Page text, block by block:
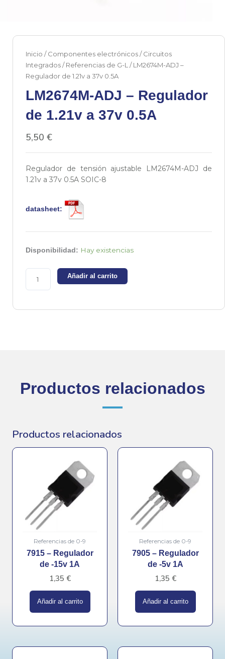
Inicio /Componentes electrónicos/Circuitos
Integrados/Referencias de G-L / LM2674M-ADJ –
Regulador de 1.21v a 37v 0.5A
LM2674M-ADJ – Regulador
de 1.21v a 37v 0.5A
5,50 €
Regulador de tensión ajustable LM2674M-ADJ de
1.21v a 37v 0.5A SOIC-8
datasheet:
Disponibilidad: Hay existencias
LM2674M-
-
Regulador
de
Añadir al carrito
Productos relacionados
Productos relacionados
Referencias de 0-9
7915 – Regulador
de -15v 1A
1,35 €
Añadir al carrito
Referencias de 0-9
7905 – Regulador
de -5v 1A
1,35 €
Añadir al carrito